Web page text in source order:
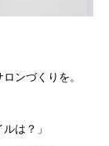
ンづくりを。
は？」